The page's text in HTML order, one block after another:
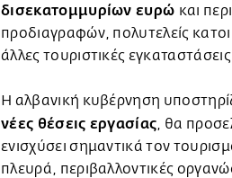
δισεκατομμυρίων ευρώ και
προδιαγραφών, πολυτελείς
άλλες τουριστικές
Η αλβανική κυβέρνηση
νέες θέσεις εργασίας, θα
ενισχύσει σημαντικά τον
πλευρά, περιβαλλοντικές